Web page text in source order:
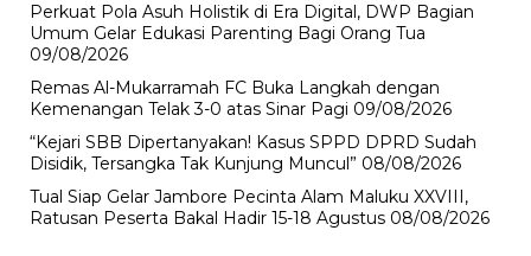
Perkuat Pola Asuh Holistik di Era Digital, DWP Bagian
Umum Gelar Edukasi Parenting Bagi Orang Tua
09/08/2026
Remas Al-Mukarramah FC Buka Langkah dengan
Kemenangan Telak 3-0 atas Sinar Pagi 09/08/2026
“Kejari SBB Dipertanyakan! Kasus SPPD DPRD Sudah
Disidik, Tersangka Tak Kunjung Muncul” 08/08/2026
Tual Siap Gelar Jambore Pecinta Alam Maluku XXVIII,
Ratusan Peserta Bakal Hadir 15-18 Agustus 08/08/2026